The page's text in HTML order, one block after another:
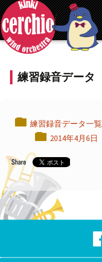
コ
ン
テ
ン
練習録音データ
練習録音データ一覧
2014年4月6日